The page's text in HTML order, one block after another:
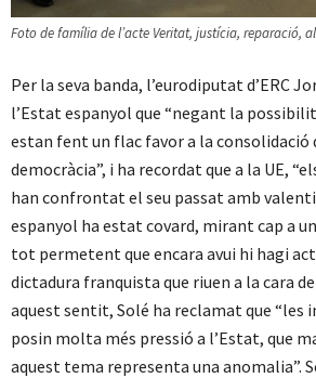
Foto de família de l’acte Veritat, justícia, reparació,
Per la seva banda, l’eurodiputat d’ERC
l’Estat espanyol que “negant la
estan fent un flac favor a la consolidació
democràcia”, i ha recordat que a la UE,
han confrontat el seu passat amb
espanyol ha estat covard, mirant cap a
tot permetent que encara avui hi hagi
dictadura franquista que riuen a la cara
aquest sentit, Solé ha reclamat que “les
posin molta més pressió a l’Estat, que
aquest tema representa una anomalia”.